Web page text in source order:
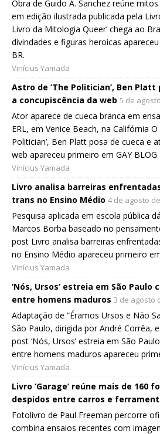
Obra de Guido A. Sanchez reúne
em edição ilustrada publicada pela
Livro da Mitologia Queer’ chega ao
divindades e figuras heroicas
BR.
Vinícius Yamada
Astro de ‘The Politician’, Ben
a concupiscência da web 5 de
Ator aparece de cueca branca em
ERL, em Venice Beach, na Califórnia
Politician’, Ben Platt posa de cueca e
web apareceu primeiro em GAY BLOG
Vinícius Yamada
Livro analisa barreiras
trans no Ensino Médio 4 de agosto
Pesquisa aplicada em escola pública
Marcos Borba baseado no
post Livro analisa barreiras
no Ensino Médio apareceu primeiro
Vinícius Yamada
‘Nós, Ursos’ estreia em São
entre homens maduros 3 de agosto
Adaptação de “Éramos Ursos e Não
São Paulo, dirigida por André Corrêa,
post ‘Nós, Ursos’ estreia em São
entre homens maduros apareceu
Vinícius Yamada
Livro ‘Garage’ reúne mais de 160
despidos entre carros e
Fotolivro de Paul Freeman percorre
combina ensaios recentes com